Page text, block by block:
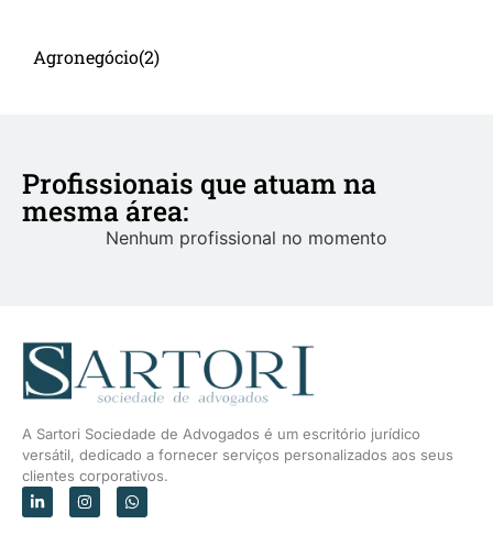
Agronegócio(2)
Profissionais que atuam na
mesma área:
Nenhum profissional no momento
A Sartori Sociedade de Advogados é um escritório jurídico
versátil, dedicado a fornecer serviços personalizados aos seus
clientes corporativos.